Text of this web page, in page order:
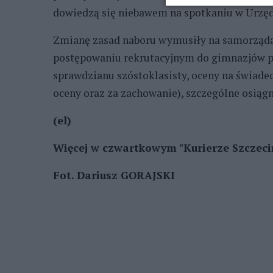
dowiedzą się niebawem na spotkaniu w
Zmianę zasad naboru wymusiły na
postępowaniu rekrutacyjnym do gimnazjów
sprawdzianu szóstoklasisty, oceny na
oceny oraz za zachowanie), szczególne
(el)
Więcej w czwartkowym "Kurierze
Fot. Dariusz GORAJSKI